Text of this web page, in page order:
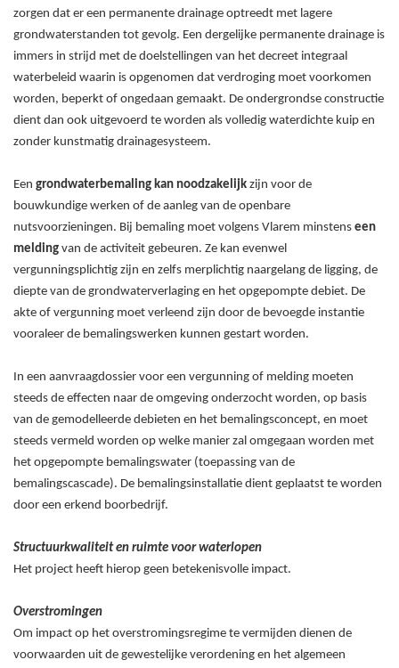
zorgen dat er een permanente drainage optreedt met lagere
grondwaterstanden tot gevolg. Een dergelijke permanente drainage is
immers in strijd met de doelstellingen van het decreet integraal
waterbeleid waarin is opgenomen dat verdroging moet voorkomen
worden, beperkt of ongedaan gemaakt. De ondergrondse constructie
dient dan ook uitgevoerd te worden als volledig waterdichte kuip en
zonder kunstmatig drainagesysteem.
Een grondwaterbemaling kan noodzakelijk zijn voor de
bouwkundige werken of de aanleg van de openbare
nutsvoorzieningen. Bij bemaling moet volgens Vlarem minstens een
melding van de activiteit gebeuren. Ze kan evenwel
vergunningsplichtig zijn en zelfs merplichtig naargelang de ligging, de
diepte van de grondwaterverlaging en het opgepompte debiet. De
akte of vergunning moet verleend zijn door de bevoegde instantie
vooraleer de bemalingswerken kunnen gestart worden.
In een aanvraagdossier voor een vergunning of melding moeten
steeds de effecten naar de omgeving onderzocht worden, op basis
van de gemodelleerde debieten en het bemalingsconcept, en moet
steeds vermeld worden op welke manier zal omgegaan worden met
het opgepompte bemalingswater (toepassing van de
bemalingscascade). De bemalingsinstallatie dient geplaatst te worden
door een erkend boorbedrijf.
Structuurkwaliteit en ruimte voor waterlopen
Het project heeft hierop geen betekenisvolle impact.
Overstromingen
Om impact op het overstromingsregime te vermijden dienen de
voorwaarden uit de gewestelijke verordening en het algemeen